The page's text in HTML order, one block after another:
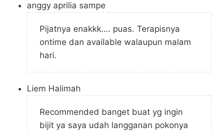
anggy aprilia sampe
Pijatnya enakkk…. puas. Terapisnya
ontime dan available walaupun malam
hari.
Liem Halimah
Recommended banget buat yg ingin
bijit ya saya udah langganan pokonya